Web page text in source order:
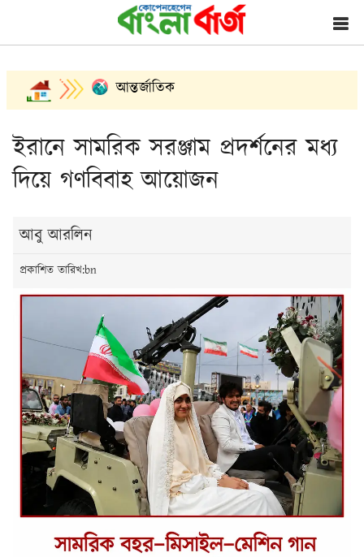
আন্তর্জাতিক
ইরানে সামরিক সরঞ্জাম প্রদর্শনের মধ্য
দিয়ে গণবিবাহ আয়োজন
আবু আরলিন
প্রকাশিত তারিখ:bn